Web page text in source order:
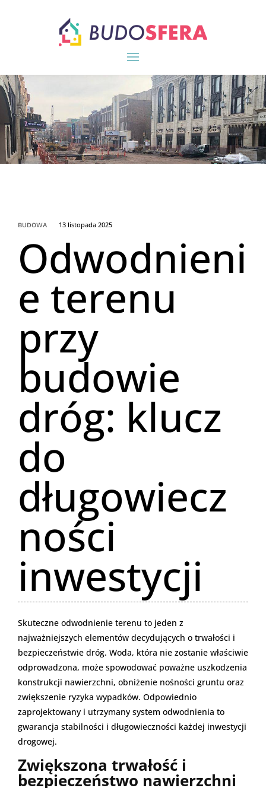
BUDOWA 13 listopada 2025
Odwodnieni
e terenu
przy
budowie
dróg: klucz
do
długowiecz
ności
inwestycji
Skuteczne odwodnienie terenu to jeden z
najważniejszych elementów decydujących o trwałości i
bezpieczeństwie dróg. Woda, która nie zostanie właściwie
odprowadzona, może spowodować poważne uszkodzenia
konstrukcji nawierzchni, obniżenie nośności gruntu oraz
zwiększenie ryzyka wypadków. Odpowiednio
zaprojektowany i utrzymany system odwodnienia to
gwarancja stabilności i długowieczności każdej inwestycji
drogowej.
Zwiększona trwałość i
bezpieczeństwo nawierzchni